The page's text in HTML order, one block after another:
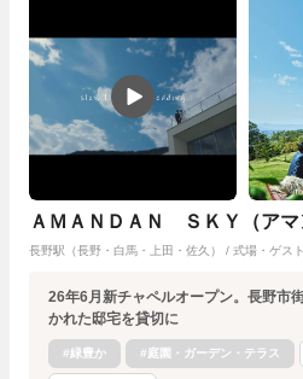
ＡＭＡＮＤＡＮ ＳＫＹ（アマ
長野駅（長野・白馬・上田・佐久） / 式場・ゲス
26年6月新チャペルオープン。長野市
かれた邸宅を貸切に
#緑豊か #庭園・ガーデン・テラス